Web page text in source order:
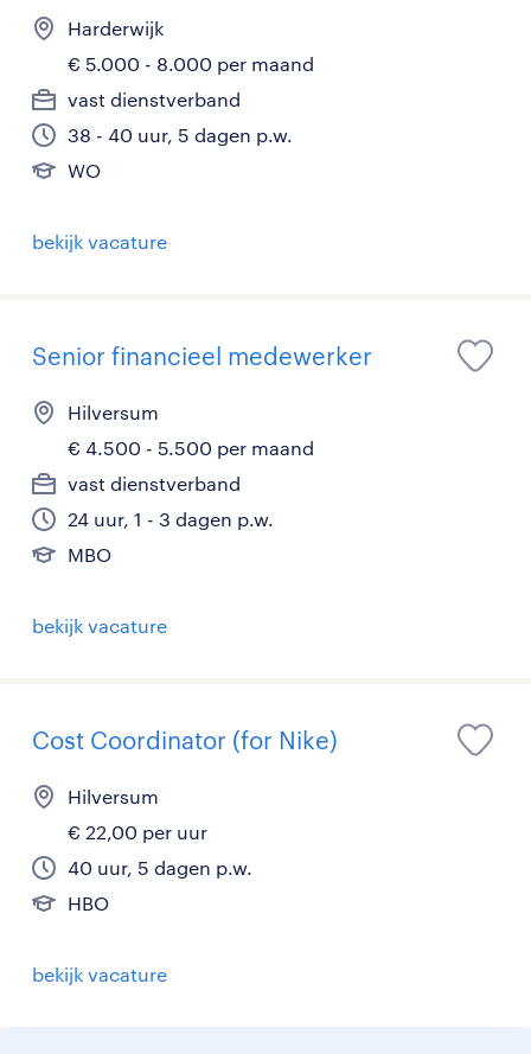
Harderwijk
€ 5.000 - 8.000 per maand
vast dienstverband
38 - 40 uur, 5 dagen p.w.
WO
bekijk vacature
Senior financieel medewerker
Hilversum
€ 4.500 - 5.500 per maand
vast dienstverband
24 uur, 1 - 3 dagen p.w.
MBO
bekijk vacature
Cost Coordinator (for Nike)
Hilversum
€ 22,00 per uur
40 uur, 5 dagen p.w.
HBO
bekijk vacature